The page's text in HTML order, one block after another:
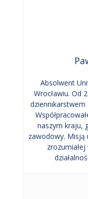
Absolwent
Wrocławiu. Od
dziennikarstwem
naszym kraju,
zawodowy. Misją